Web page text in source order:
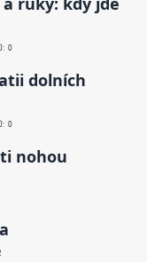
0
dolních
0
nohou